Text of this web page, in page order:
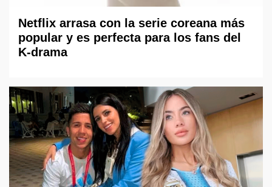
Netflix arrasa con la serie coreana más
popular y es perfecta para los fans del
K-drama